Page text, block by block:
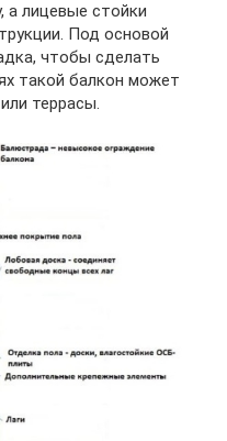
а лицевые стойки
Под основой
чтобы сделать
такой балкон может
террасы.